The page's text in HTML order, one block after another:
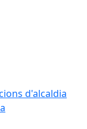
d'alcaldia